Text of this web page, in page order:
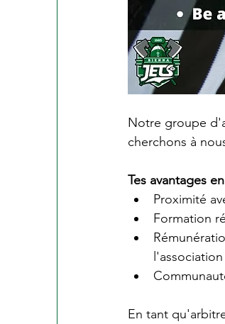
Notre groupe
cherchons à
Tes avantages
Proximité
Formation
En tant